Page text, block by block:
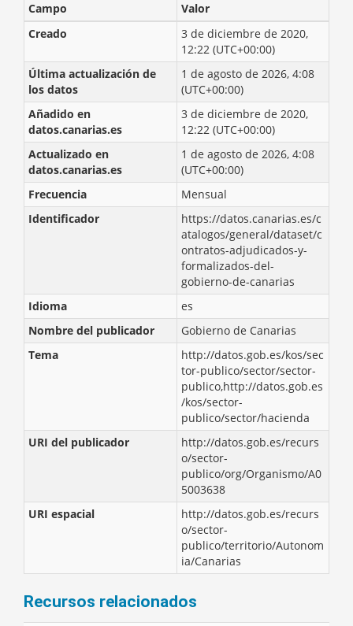
Campo
Valor
Creado
3 de diciembre de 2020,
12:22 (UTC+00:00)
Última actualización de
los datos
1 de agosto de 2026, 4:08
(UTC+00:00)
Añadido en
datos.canarias.es
3 de diciembre de 2020,
12:22 (UTC+00:00)
Actualizado en
datos.canarias.es
1 de agosto de 2026, 4:08
(UTC+00:00)
Frecuencia
Mensual
Identificador
https://datos.canarias.es/c
atalogos/general/dataset/c
ontratos-adjudicados-y-
formalizados-del-
gobierno-de-canarias
Idioma
es
Nombre del publicador
Gobierno de Canarias
Tema
http://datos.gob.es/kos/sec
tor-publico/sector/sector-
publico,http://datos.gob.es
/kos/sector-
publico/sector/hacienda
URI del publicador
http://datos.gob.es/recurs
o/sector-
publico/org/Organismo/A0
5003638
URI espacial
http://datos.gob.es/recurs
o/sector-
publico/territorio/Autonom
ia/Canarias
Recursos relacionados